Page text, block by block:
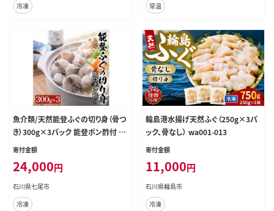
冷凍
常温
魚介類/天然能登ふぐの切り身（骨つ
き）300g×3パック 能登ポン酢付 ※
年末年始の発送不可 ※2026年2月
寄付金額
24,000円
石川県七尾市
冷凍
輪島港水揚げ天然ふぐ（250g×3パ
ック、骨なし） wa001-013
寄付金額
11,000円
石川県輪島市
冷凍